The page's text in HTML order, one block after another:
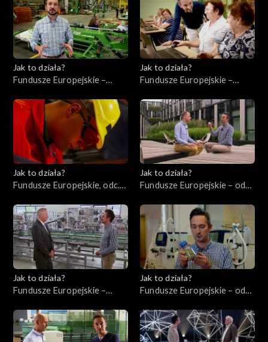
Jak to działa?
Fundusze Europejskie –
międzynarodowa
Jak to działa?
Fundusze Europejskie –
Jak to działa?
Fundusze Europejskie, odc.
Jak to działa?
Fundusze Europejskie – odc.
Jak to działa?
Fundusze Europejskie –
Jak to działa?
Fundusze Europejskie – odc.